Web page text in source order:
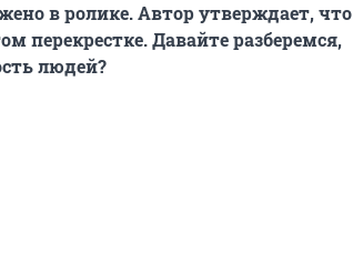
в ролике. Автор утверждает, что
перекрестке. Давайте разберемся,
людей?